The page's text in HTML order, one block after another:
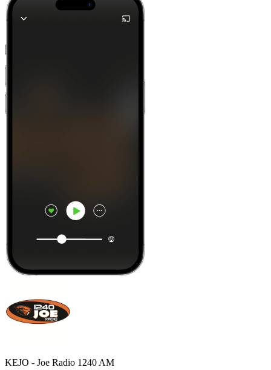
KEJO - Joe Radio 1240 AM